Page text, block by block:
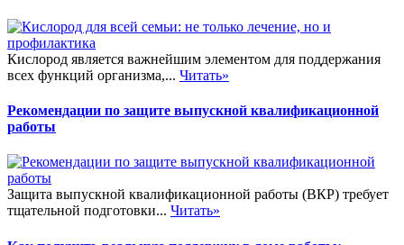
Кислород является важнейшим элементом для поддержания
всех функций организма,... Читать»
Рекомендации по защите выпускной квалификационной
работы
Защита выпускной квалификационной работы (ВКР) требует
тщательной подготовки... Читать»